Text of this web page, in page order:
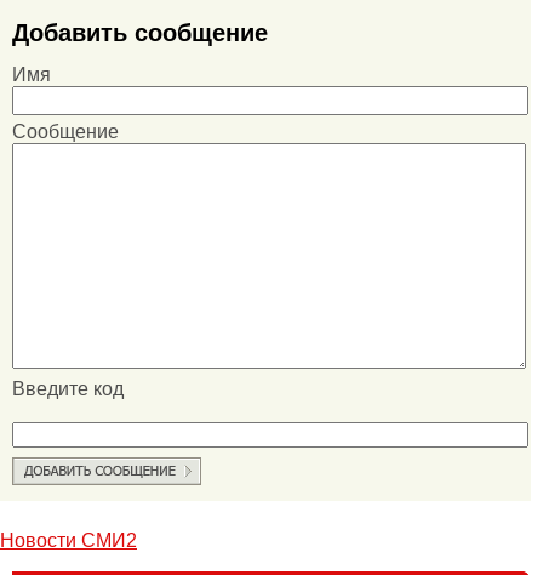
Добавить сообщение
Имя
Сообщение
Введите код
Новости СМИ2